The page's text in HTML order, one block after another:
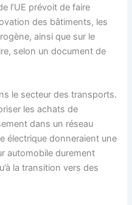
l’UE prévoit de faire
des bâtiments, les
ainsi que sur le
selon un document de
le secteur des transports.
les achats de
dans un réseau
électrique donneraient une
automobile durement
la transition vers des